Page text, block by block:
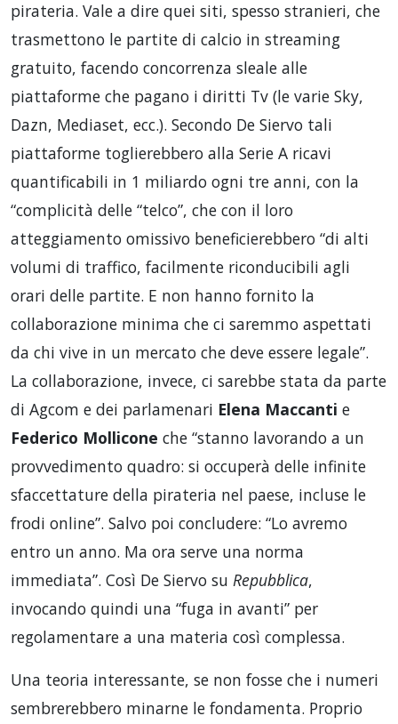
pirateria. Vale a dire quei siti, spesso stranieri, che
trasmettono le partite di calcio in streaming
gratuito, facendo concorrenza sleale alle
piattaforme che pagano i diritti Tv (le varie Sky,
Dazn, Mediaset, ecc.). Secondo De Siervo tali
piattaforme toglierebbero alla Serie A ricavi
quantificabili in 1 miliardo ogni tre anni, con la
“complicità delle “telco”, che con il loro
atteggiamento omissivo beneficierebbero “di alti
volumi di traffico, facilmente riconducibili agli
orari delle partite. E non hanno fornito la
collaborazione minima che ci saremmo aspettati
da chi vive in un mercato che deve essere legale”.
La collaborazione, invece, ci sarebbe stata da parte
di Agcom e dei parlamenari Elena Maccanti e
Federico Mollicone che “stanno lavorando a un
provvedimento quadro: si occuperà delle infinite
sfaccettature della pirateria nel paese, incluse le
frodi online”. Salvo poi concludere: “Lo avremo
entro un anno. Ma ora serve una norma
immediata”. Così De Siervo su Repubblica,
invocando quindi una “fuga in avanti” per
regolamentare a una materia così complessa.
Una teoria interessante, se non fosse che i numeri
sembrerebbero minarne le fondamenta. Proprio